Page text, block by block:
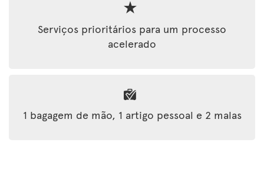
Serviços prioritários para um processo
acelerado
1 bagagem de mão, 1 artigo pessoal e 2 malas